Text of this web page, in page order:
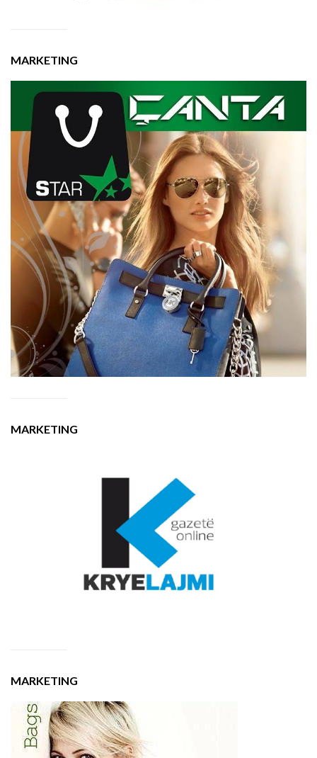
MARKETING
MARKETING
MARKETING